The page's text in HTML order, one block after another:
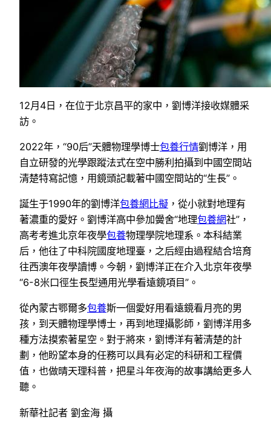
12月4日，在位于北京昌平的家中，劉博洋接收媒體采
訪。
2022年，“90后”天體物理學博士包養行情劉博洋，用
自立研發的光學跟蹤法式在空中勝利拍攝到中國空間站
清楚特寫記憶，用鏡頭記載著中國空間站的“生長”。
誕生于1990年的劉博洋包養網比擬 ，從小就對地理有
著濃重的愛好。劉博洋高中參加黌舍“地理包養網社”，
高考考進北京年夜學包養物理學院地理系。本科結業
后，他往了中科院國度地理臺，之后經由過程結合培育
往西澳年夜學讀博。今朝，劉博洋正在介入北京年夜學
“6-8米口徑生長型通用光學看遠鏡項目”。
從內蒙古鄂爾多包養斯一個愛好用看遠鏡看月亮的男
孩，到天體物理學博士，再到地理攝影師，劉博洋用多
種方法摸索著星空。對于將來，劉博洋有著清楚的計
劃，他盼望本身的任務可以具有必定的科研和工程價
值，也做晴天理科普，把星斗年夜海的故事講給更多人
聽。
新華社記者 劉金海 攝